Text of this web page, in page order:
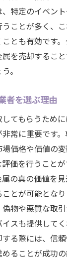
特定のイベン
ことが多く、
とも有効です
を売却するこ
。
者を選ぶ理由
てもらうため
常に重要です
価格や価値の
価を行うこと
の真の価値を
とが可能とな
物や悪質な取
スも提供して
る際には、信
ることが成功の